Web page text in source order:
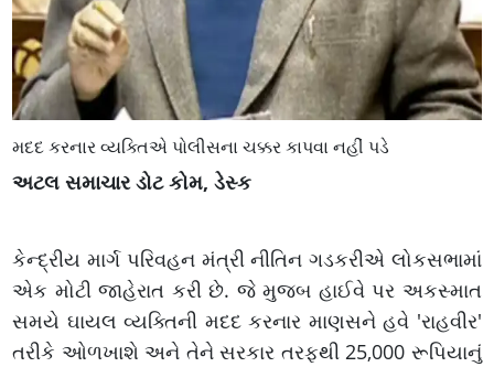
મદદ કરનાર વ્યક્તિએ પોલીસના ચક્કર કાપવા નહીં પડે
અટલ સમાચાર ડોટ કોમ, ડેસ્ક
કેન્દ્રીય માર્ગ પરિવહન મંત્રી નીતિન ગડકરીએ લોકસભામાં
એક મોટી જાહેરાત કરી છે. જે મુજબ હાઈવે પર અકસ્માત
સમયે ઘાયલ વ્યક્તિની મદદ કરનાર માણસને હવે 'રાહવીર'
તરીકે ઓળખાશે અને તેને સરકાર તરફથી 25,000 રૂપિયાનું